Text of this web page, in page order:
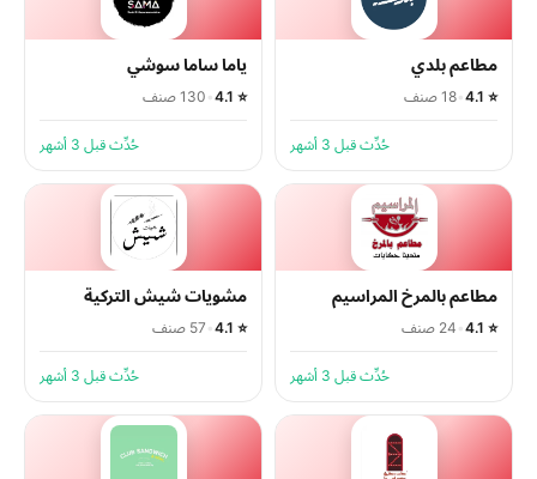
مطاعم بلدي
⭐ 4.1 18 صنف
حُدِّث قبل 3 أشهر
ياما ساما سوشي
⭐ 4.1 130 صنف
حُدِّث قبل 3 أشهر
مطاعم بالمرخ المراسيم
⭐ 4.1 24 صنف
حُدِّث قبل 3 أشهر
مشويات شيش التركية
⭐ 4.1 57 صنف
حُدِّث قبل 3 أشهر